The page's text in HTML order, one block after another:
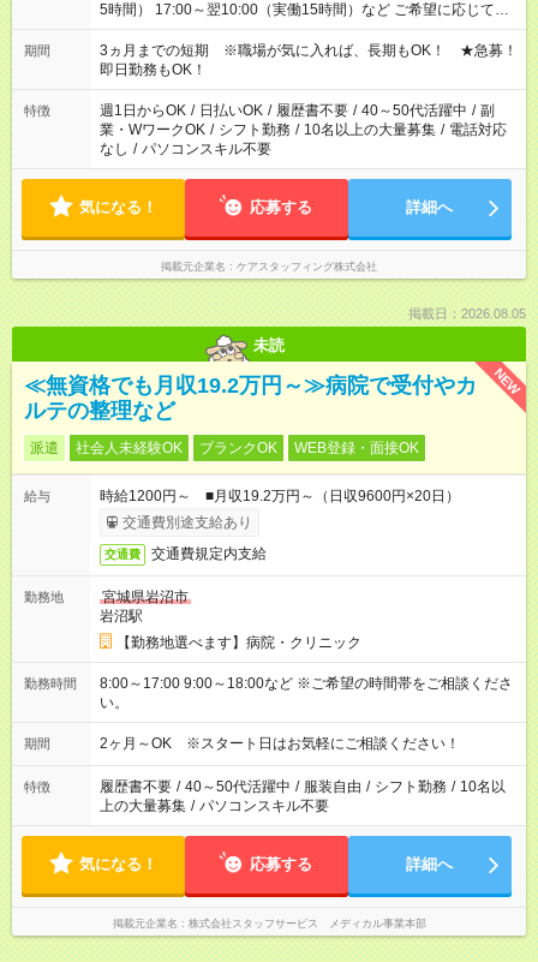
5時間） 17:00～翌10:00（実働15時間）など ご希望に応じて、
働く時間は調整できます！ お気軽に担当へ相談ください！
期間
3ヵ月までの短期 ※職場が気に入れば、長期もOK！ ★急募！
即日勤務もOK！
特徴 週1日からOK / 日払いOK / 履歴書不要 / 40～50代活躍中 / 副
業・WワークOK / シフト勤務 / 10名以上の大量募集 / 電話対応
なし / パソコンスキル不要
気になる！ 応募する 詳細へ
掲載元企業名 ケアスタッフィング株式会社
掲載日：2026.08.05
未読
NEW
≪無資格でも月収19.2万円～≫病院で受付やカ
ルテの整理など
派遣 社会人未経験OK ブランクOK WEB登録・面接OK
給与
時給1200円～ ■月収19.2万円～（日収9600円×20日）
交通費別途支給あり
交通費 交通費規定内支給
勤務地
宮城県岩沼市
岩沼駅
【勤務地選べます】病院・クリニック
勤務時間
8:00～17:00 9:00～18:00など ※ご希望の時間帯をご相談くださ
い。
期間 2ヶ月～OK ※スタート日はお気軽にご相談ください！
特徴 履歴書不要 / 40～50代活躍中 / 服装自由 / シフト勤務 / 10名以
上の大量募集 / パソコンスキル不要
気になる！ 応募する 詳細へ
掲載元企業名 株式会社スタッフサービス メディカル事業本部